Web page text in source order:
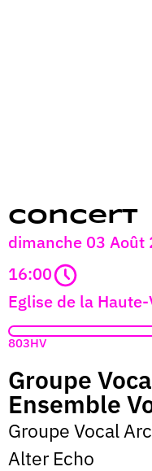
Concert
dimanche 03 Août
16:00
Eglise de la
803HV
Groupe
Ensemble
Groupe Vocal
Alter Echo